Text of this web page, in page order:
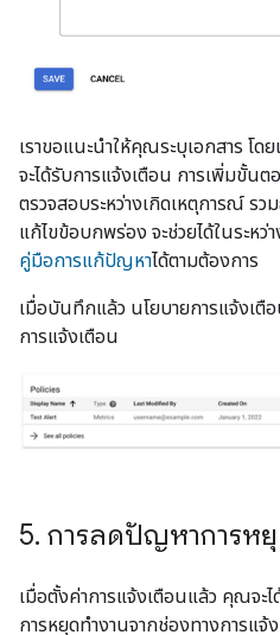
เราขอแนะนำให้คุณระบุเอกสาร โ
จะได้รับการแจ้งเตือน การเพิ่มขั้น
ตรวจสอบระหว่างเกิดเหตุการณ์ ร
แก้ไขข้อบกพร่อง จะช่วยได้ในระห
คู่มือการแก้ปัญหาได้ตามต้องการ
เมื่อบันทึกแล้ว นโยบายการแจ้งเตื
การแจ้งเตือน
5. การลดปัญหาการหยุ
เมื่อตั้งค่าการแจ้งเตือนแล้ว คุณจะ
การหยุดทำงานจากช่องทางการแจ้